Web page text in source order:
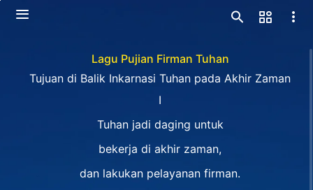
Lagu Pujian Firman Tuhan
Tujuan di Balik Inkarnasi Tuhan pada Akhir Zaman
Ⅰ
Tuhan jadi daging untuk
bekerja di akhir zaman,
dan lakukan pelayanan firman.